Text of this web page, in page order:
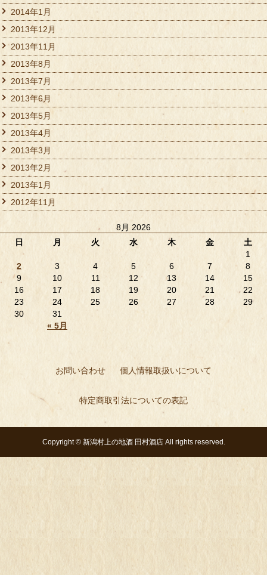
2014年1月
2013年12月
2013年11月
2013年8月
2013年7月
2013年6月
2013年5月
2013年4月
2013年3月
2013年2月
2013年1月
2012年11月
8月 2026
日
月 火 水 木 金 土
« 5月
1
2
3 4 5 6 7
8
9
10 11 12 13 14
15
16
17 18 19 20 21
22
23
24 25 26 27 28
29
30
31
お問い合わせ 個人情報取扱いについて
特定商取引法についての表記
Copyright © 新潟村上の地酒 田村酒店All rights reserved.